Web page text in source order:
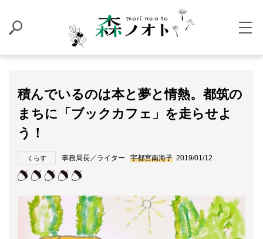
積んでいるのは本と夢と情熱。都筑の
まちに「ブックカフェ」を走らせよ
う！
くらす 事務局長／ライター 宇都宮南海子 2019/01/12